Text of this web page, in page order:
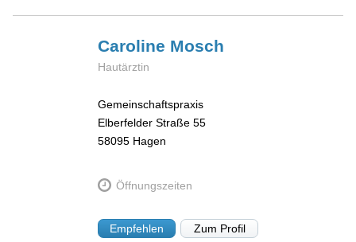
Caroline Mosch
Hautärztin
Gemeinschaftspraxis
Elberfelder Straße 55
58095 Hagen
Öffnungszeiten
Empfehlen Zum Profil